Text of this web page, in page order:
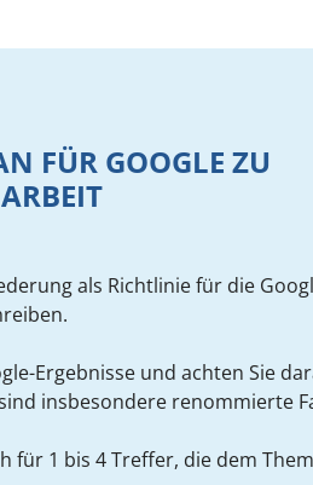
FÜR GOOGLE ZU
als Richtlinie für die
Ergebnisse und achten Sie
insbesondere renommierte
für 1 bis 4 Treffer, die dem